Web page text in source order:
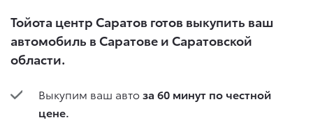
Тойота центр Саратов готов выкупить ваш
автомобиль в Саратове и Саратовской
области.
Выкупим ваш автоза 60 минут по честной
цене.